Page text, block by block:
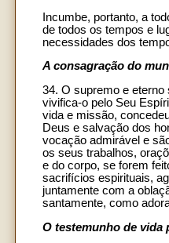
Incumbe, portanto, a
de todos os tempos e
necessidades dos
A consagração do
34. O supremo e
vivifica-o pelo Seu
vida e missão,
Deus e salvação dos
vocação admirável e
os seus trabalhos,
e do corpo, se forem
sacrifícios espirituais,
juntamente com a
santamente, como
O testemunho de vida